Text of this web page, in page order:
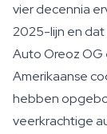
vier decennia
2025-lijn en dat
Auto Oreoz OG
Amerikaanse
hebben
veerkrachtige